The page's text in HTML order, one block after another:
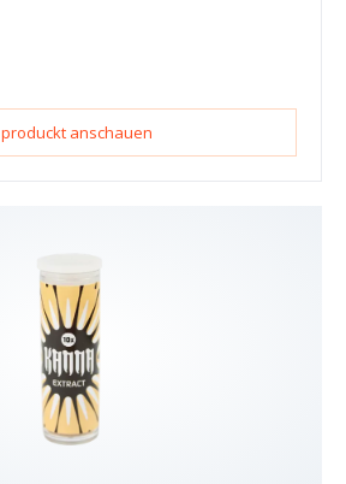
produckt anschauen